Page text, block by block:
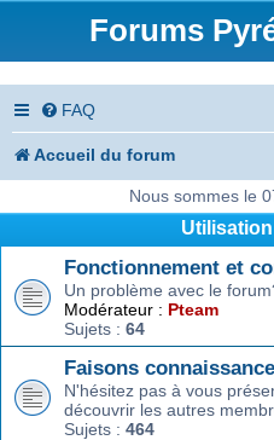
Forums
FAQ
Accueil du forum
Nous sommes le
Fonctionnement et
Un problème avec le
Modérateur : Pteam
Sujets : 64
Faisons connaissance
N'hésitez pas à vous
découvrir les autres
Sujets : 464